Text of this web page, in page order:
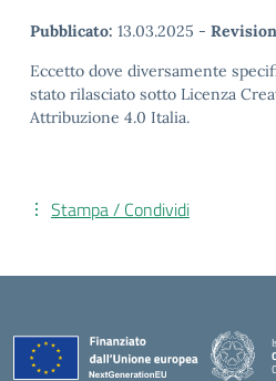
Pubblicato: 13.03.2025 -
Eccetto dove diversamente
stato rilasciato sotto Licenza
Attribuzione 4.0 Italia.
Stampa / Condividi